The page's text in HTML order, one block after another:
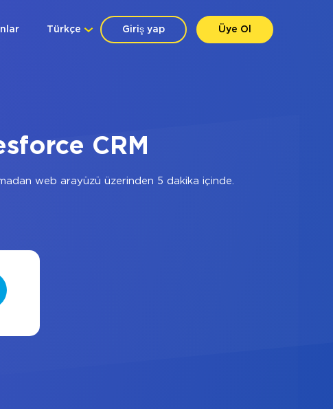
Giriş yap Üye Ol
Türkçe
CRM
web arayüzü üzerinden 5 dakika içinde.